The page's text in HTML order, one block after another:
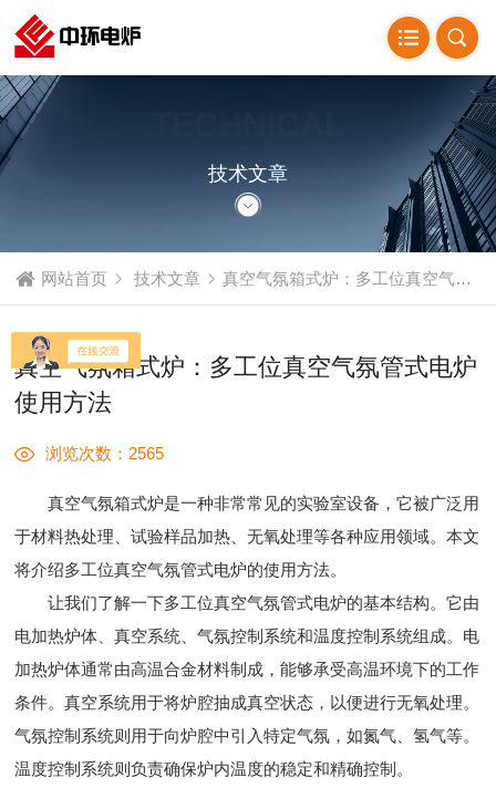
ARTICLE
技术文章
网站首页 技术文章 真空气氛箱式炉：多工位真空气氛管式电炉使用方法
真空气氛箱式炉：多工位真空气氛管式电炉
使用方法
浏览次数：2565
真空气氛箱式炉是一种非常常见的实验室设备，它被广泛用
于材料热处理、试验样品加热、无氧处理等各种应用领域。本文
将介绍多工位真空气氛管式电炉的使用方法。
让我们了解一下多工位真空气氛管式电炉的基本结构。它由
电加热炉体、真空系统、气氛控制系统和温度控制系统组成。电
加热炉体通常由高温合金材料制成，能够承受高温环境下的工作
条件。真空系统用于将炉腔抽成真空状态，以便进行无氧处理。
气氛控制系统则用于向炉腔中引入特定气氛，如氮气、氢气等。
温度控制系统则负责确保炉内温度的稳定和精确控制。